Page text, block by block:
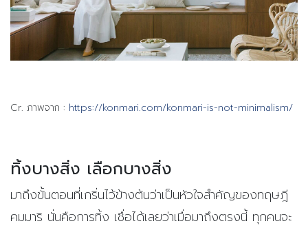
Cr. ภาพจาก : https://konmari.com/konmari-is-not-minimalism/
ทิ้งบางสิ่ง เลือกบางสิ่ง
มาถึงขั้นตอนที่เกริ่นไว้ข้างต้นว่าเป็นหัวใจสำคัญของทฤษฎี
คมมาริ นั่นคือการทิ้ง เชื่อได้เลยว่าเมื่อมาถึงตรงนี้ ทุกคนจะ